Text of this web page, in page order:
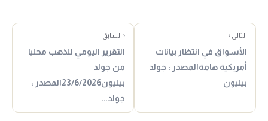
التالي ›
الأسواق في انتظار بيانات
أمريكية هامةالمصدر : جولد
بيليون
‹ السابق
التقرير اليومي للذهب محليا
من جولد
بيليون23/6/2026المصدر :
جولد…